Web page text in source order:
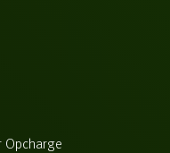
Opcharge